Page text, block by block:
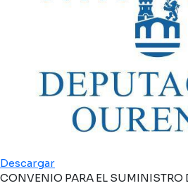
Descargar
CONVENIO PARA EL SUMINISTRO